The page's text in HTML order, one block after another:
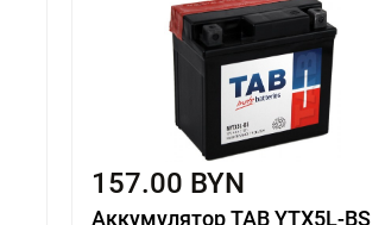
157.00 BYN
Аккумулятор TAB YTX5L-BS